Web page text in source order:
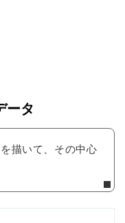
ータ
描いて、その中心